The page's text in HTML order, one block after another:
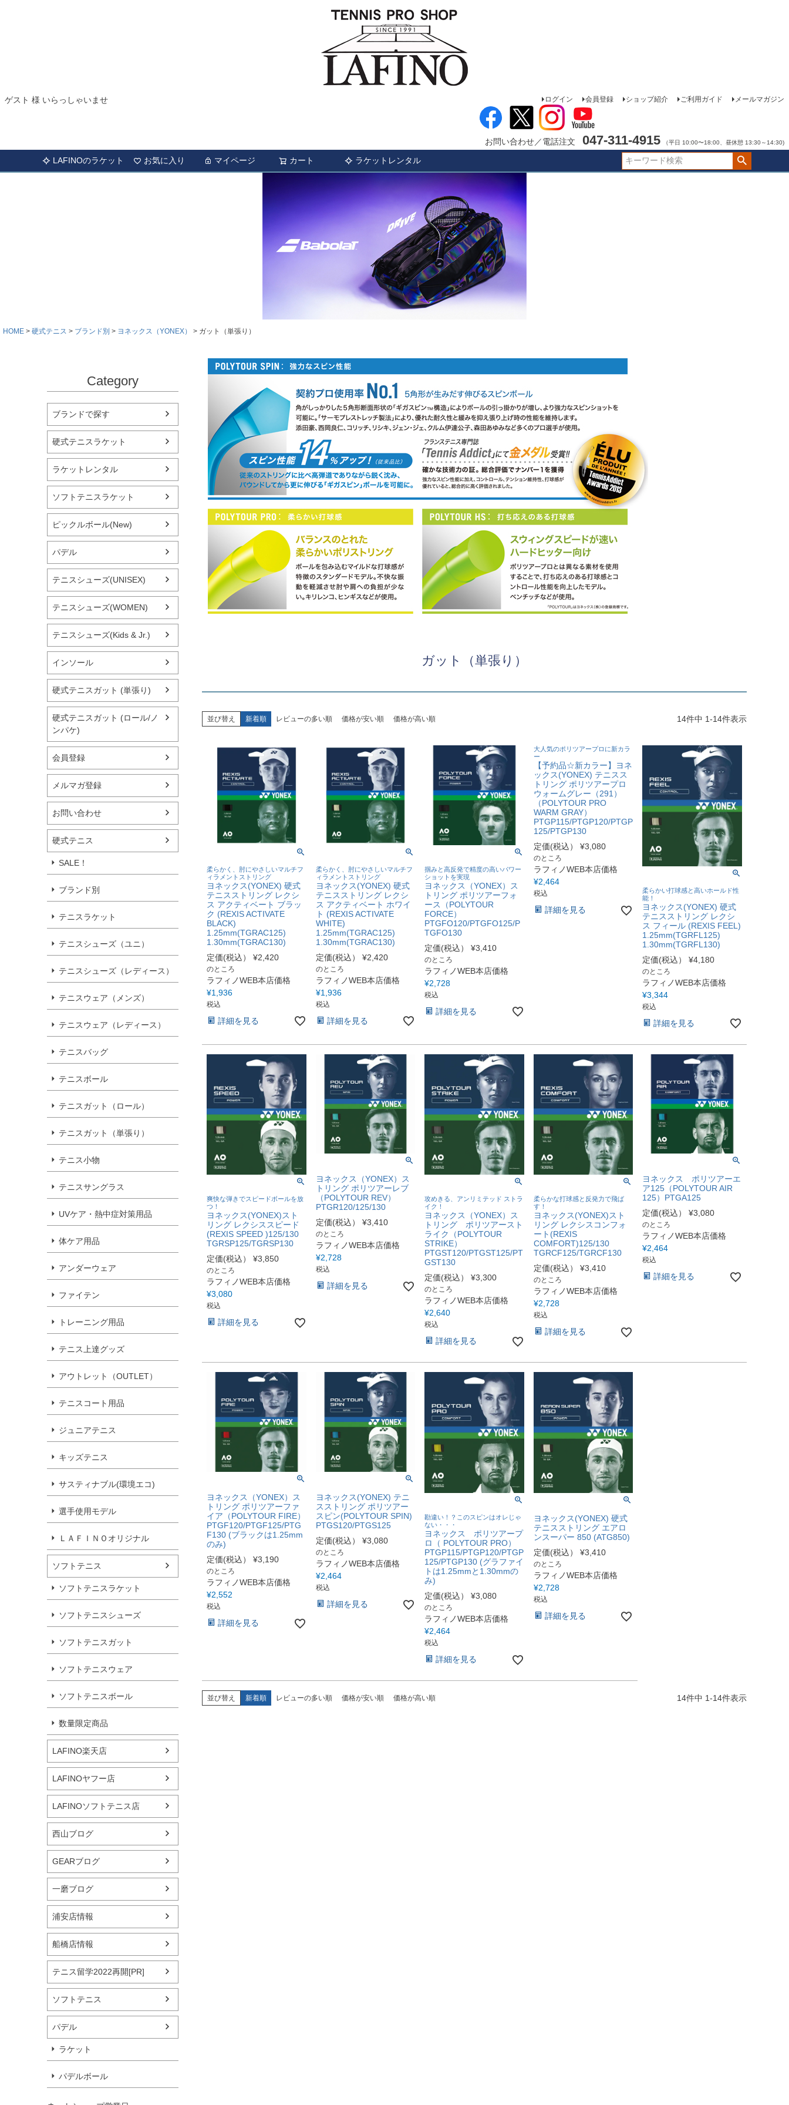
ゲスト 様 いらっしゃいませ ログイン 会員登録 ショップ紹介 ご利用ガイド メールマガジン
お問い合わせ／電話注文 047-311-4915 （平日 10:00〜18:00、昼休憩 13:30～14:30)
LAFINOのラケット お気に入り マイページ カート ラケットレンタル
HOME 硬式テニス ブランド別 ヨネックス（YONEX） ガット（単張り）
Category
ブランドで探す
硬式テニスラケット
ラケットレンタル
ソフトテニスラケット
ピックルボール(New)
パデル
テニスシューズ(UNISEX)
テニスシューズ(WOMEN)
テニスシューズ(Kids & Jr.)
インソール
硬式テニスガット (単張り)
硬式テニスガット (ロール/ノ
ンパケ)
会員登録
メルマガ登録
お問い合わせ
硬式テニス
SALE！
ブランド別
テニスラケット
テニスシューズ（ユニ）
テニスシューズ（レディース）
テニスウェア（メンズ）
テニスウェア（レディース）
テニスバッグ
テニスボール
テニスガット（ロール）
テニスガット（単張り）
テニス小物
テニスサングラス
UVケア・熱中症対策用品
体ケア用品
アンダーウェア
ファイテン
トレーニング用品
テニス上達グッズ
アウトレット（OUTLET）
テニスコート用品
ジュニアテニス
キッズテニス
サスティナブル(環境エコ)
選手使用モデル
ＬＡＦＩＮＯオリジナル
ソフトテニス
ソフトテニスラケット
ソフトテニスシューズ
ソフトテニスガット
ソフトテニスウェア
ソフトテニスボール
数量限定商品
LAFINO楽天店
LAFINOヤフー店
LAFINOソフトテニス店
西山ブログ
GEARブログ
一磨ブログ
浦安店情報
船橋店情報
テニス留学2022再開[PR]
ソフトテニス
パデル
ラケット
パデルボール
ガット（単張り）
並び替え 新着順 レビューの多い順 価格が安い順 価格が高い順 14件中 1-14件表示
柔らかく、肘にやさしいマルチフ
ィラメントストリング
ヨネックス(YONEX) 硬式
テニスストリング レクシ
ス アクティベート ブラッ
ク (REXIS ACTIVATE
BLACK)
1.25mm(TGRAC125)
1.30mm(TGRAC130)
定価(税込）
¥2,420
のところ
ラフィノWEB本店価格
¥1,936
税込
詳細を見る
柔らかく、肘にやさしいマルチフ
ィラメントストリング
ヨネックス(YONEX) 硬式
テニスストリング レクシ
ス アクティベート ホワイ
ト (REXIS ACTIVATE
WHITE)
1.25mm(TGRAC125)
1.30mm(TGRAC130)
定価(税込）
¥2,420
のところ
ラフィノWEB本店価格
¥1,936
税込
詳細を見る
掴みと高反発で精度の高いパワー
ショットを実現
ヨネックス（YONEX）ス
トリング ポリツアーフォ
ース（POLYTOUR
FORCE）
PTGFO120/PTGFO125/P
TGFO130
定価(税込）
¥3,410
のところ
ラフィノWEB本店価格
¥2,728
税込
詳細を見る
大人気のポリツアープロに新カラ
ー
【予約品☆新カラー】ヨネ
ックス(YONEX) テニスス
トリング ポリツアープロ
ウォームグレー（291）
（POLYTOUR PRO
WARM GRAY）
PTGP115/PTGP120/PTGP
125/PTGP130
定価(税込）
¥3,080
のところ
ラフィノWEB本店価格
¥2,464
税込
詳細を見る
柔らかい打球感と高いホールド性
能！
ヨネックス(YONEX) 硬式
テニスストリング レクシ
ス フィール (REXIS FEEL)
1.25mm(TGRFL125)
1.30mm(TGRFL130)
定価(税込）
¥4,180
のところ
ラフィノWEB本店価格
¥3,344
税込
詳細を見る
爽快な弾きでスピードボールを放
つ！
ヨネックス(YONEX)スト
リング レクシススピード
(REXIS SPEED )125/130
TGRSP125/TGRSP130
定価(税込）
¥3,850
のところ
ラフィノWEB本店価格
¥3,080
税込
詳細を見る
ヨネックス（YONEX）ス
トリング ポリツアーレブ
（POLYTOUR REV）
PTGR120/125/130
定価(税込）
¥3,410
のところ
ラフィノWEB本店価格
¥2,728
税込
詳細を見る
攻めきる、アンリミテッド ストラ
イク！
ヨネックス（YONEX）ス
トリング ポリツアースト
ライク（POLYTOUR
STRIKE）
PTGST120/PTGST125/PT
GST130
定価(税込）
¥3,300
のところ
ラフィノWEB本店価格
¥2,640
税込
詳細を見る
柔らかな打球感と反発力で飛ば
す！
ヨネックス(YONEX)スト
リング レクシスコンフォ
ート(REXIS
COMFORT)125/130
TGRCF125/TGRCF130
定価(税込）
¥3,410
のところ
ラフィノWEB本店価格
¥2,728
税込
詳細を見る
ヨネックス ポリツアーエ
ア125（POLYTOUR AIR
125）PTGA125
定価(税込）
¥3,080
のところ
ラフィノWEB本店価格
¥2,464
税込
詳細を見る
ヨネックス（YONEX）ス
トリング ポリツアーファ
イア（POLYTOUR FIRE）
PTGF120/PTGF125/PTG
F130 (ブラックは1.25mm
のみ)
定価(税込）
¥3,190
のところ
ラフィノWEB本店価格
¥2,552
税込
詳細を見る
ヨネックス(YONEX) テニ
スストリング ポリツアー
スピン(POLYTOUR SPIN)
PTGS120/PTGS125
定価(税込）
¥3,080
のところ
ラフィノWEB本店価格
¥2,464
税込
詳細を見る
勘違い！？このスピンはオレじゃ
ない・・・
ヨネックス ポリツアープ
ロ（ POLYTOUR PRO）
PTGP115/PTGP120/PTGP
125/PTGP130 (グラファイ
トは1.25mmと1.30mmの
み)
定価(税込）
¥3,080
のところ
ラフィノWEB本店価格
¥2,464
税込
詳細を見る
ヨネックス(YONEX) 硬式
テニスストリング エアロ
ンスーパー 850 (ATG850)
定価(税込）
¥3,410
のところ
ラフィノWEB本店価格
¥2,728
税込
詳細を見る
並び替え 新着順 レビューの多い順 価格が安い順 価格が高い順 14件中 1-14件表示